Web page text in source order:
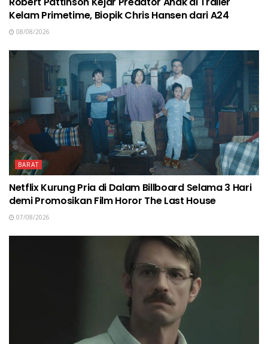
Kelam Primetime, Biopik Chris Hansen dari A24
08/08/2026
BARAT
Netflix Kurung Pria di Dalam Billboard Selama 3 Hari
demi Promosikan Film Horor The Last House
07/08/2026